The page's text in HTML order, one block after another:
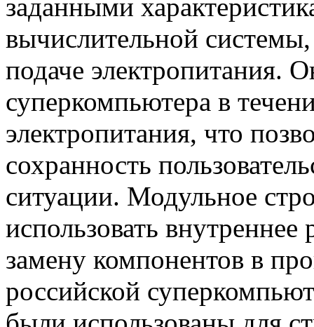
заданными
вычислительной
подаче электропитания.
суперкомпьютера в
электропитания, что
сохранность
ситуации. Модульное
использовать
замену компонентов в
российской